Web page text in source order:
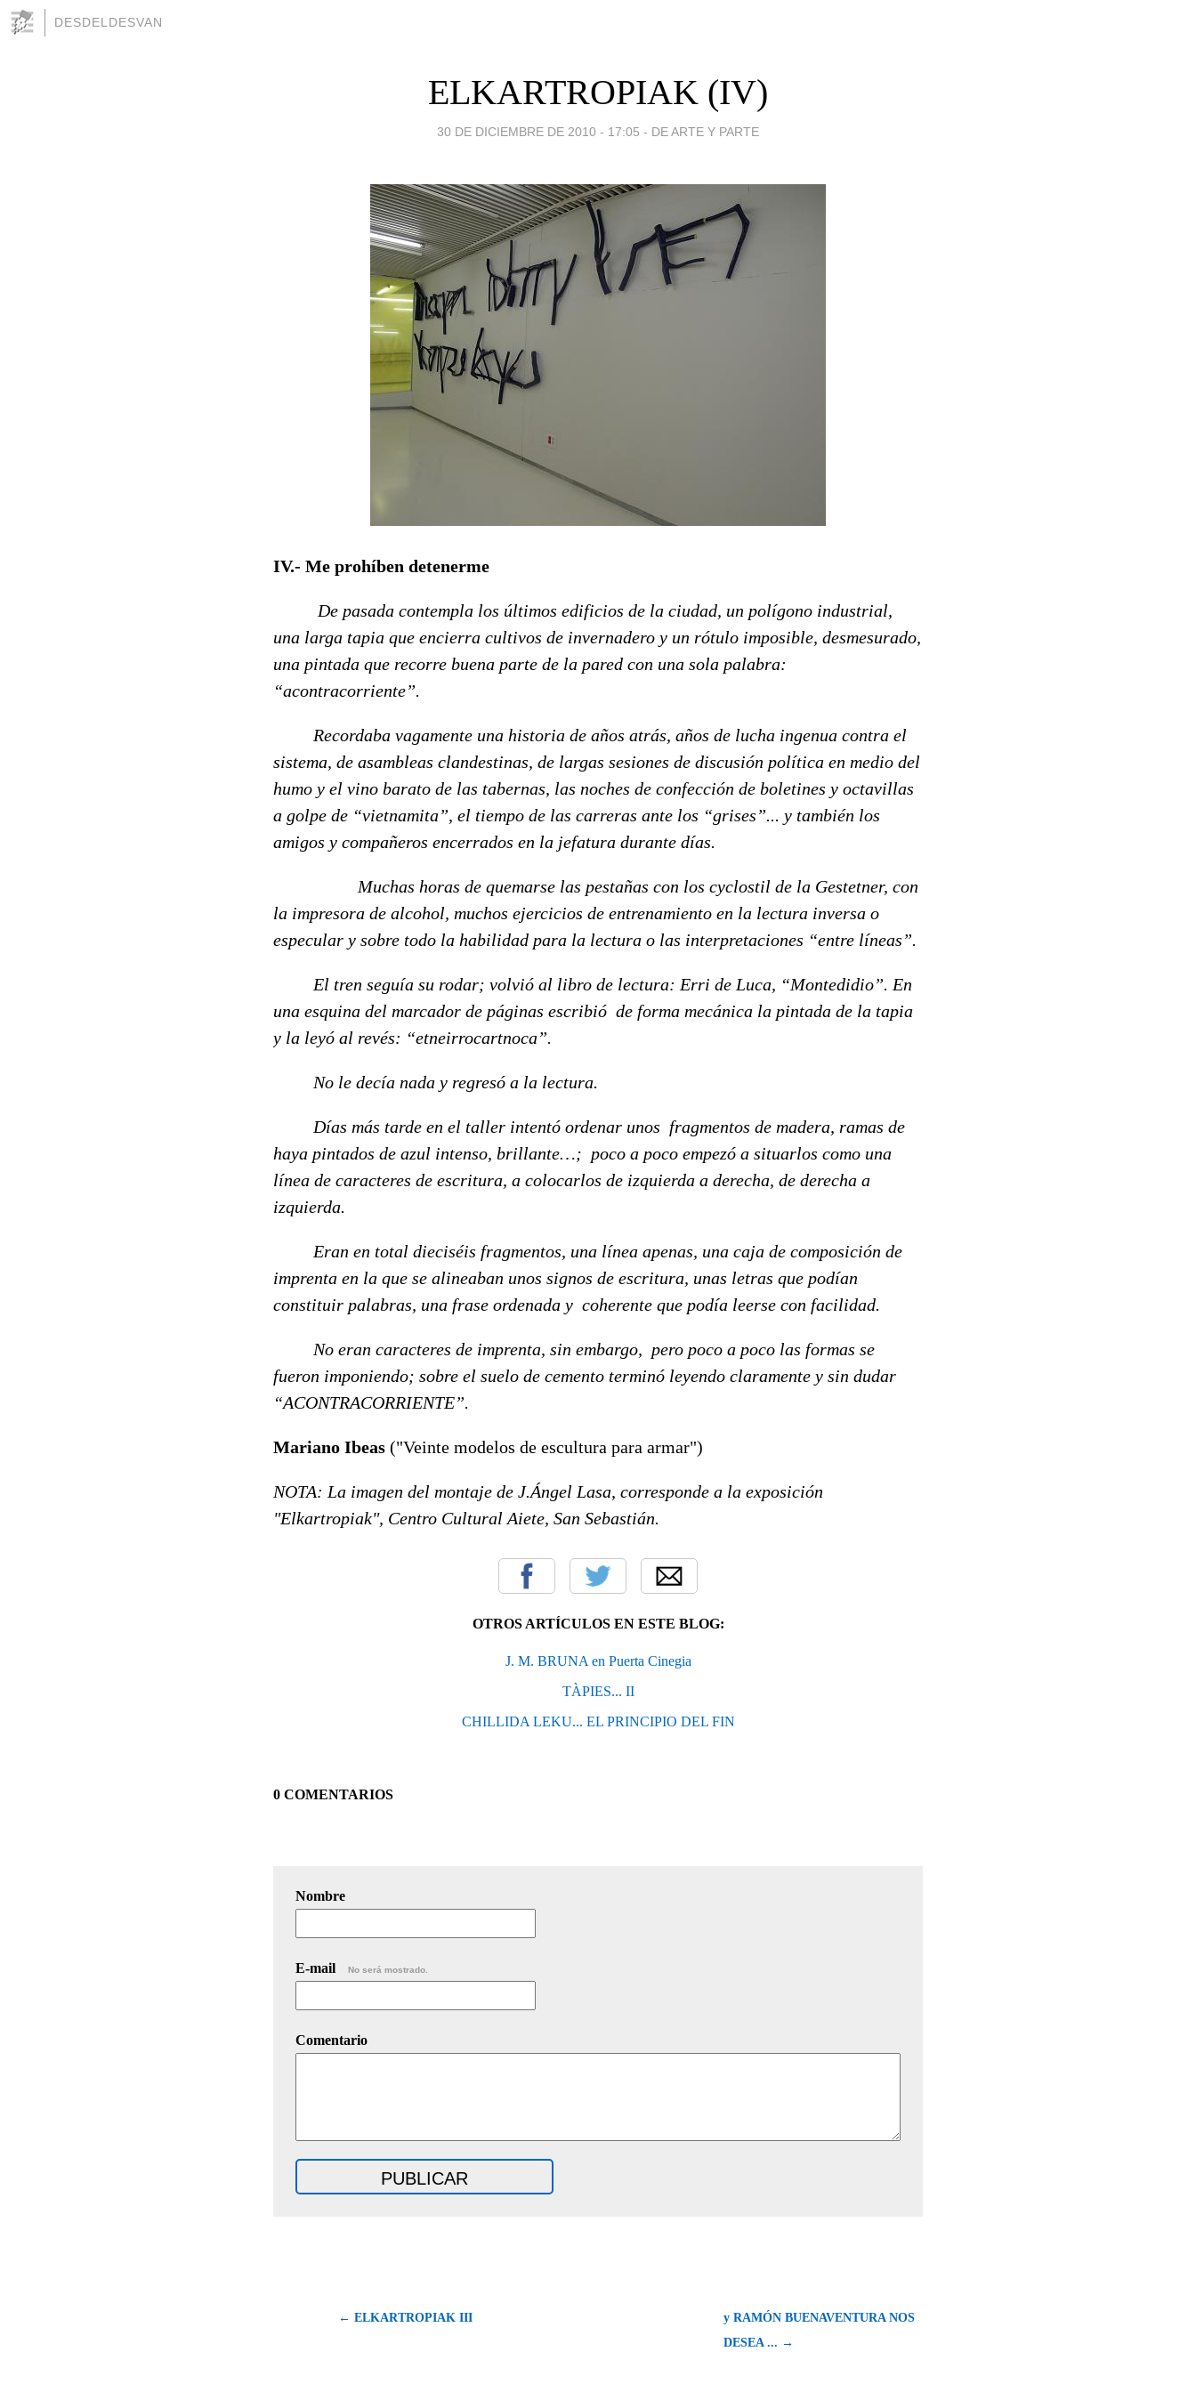
DESDELDESVAN
ELKARTROPIAK (IV)
30 DE DICIEMBRE DE 2010 - 17:05 - DE ARTE Y PARTE
IV.- Me prohíben detenerme
De pasada contempla los últimos edificios de la ciudad, un polígono industrial,
una larga tapia que encierra cultivos de invernadero y un rótulo imposible, desmesurado,
una pintada que recorre buena parte de la pared con una sola palabra:
“acontracorriente”.
Recordaba vagamente una historia de años atrás, años de lucha ingenua contra el
sistema, de asambleas clandestinas, de largas sesiones de discusión política en medio del
humo y el vino barato de las tabernas, las noches de confección de boletines y octavillas
a golpe de “vietnamita”, el tiempo de las carreras ante los “grises”... y también los
amigos y compañeros encerrados en la jefatura durante días.
Muchas horas de quemarse las pestañas con los cyclostil de la Gestetner, con
la impresora de alcohol, muchos ejercicios de entrenamiento en la lectura inversa o
especular y sobre todo la habilidad para la lectura o las interpretaciones “entre líneas”.
El tren seguía su rodar; volvió al libro de lectura: Erri de Luca, “Montedidio”. En
una esquina del marcador de páginas escribió de forma mecánica la pintada de la tapia
y la leyó al revés: “etneirrocartnoca”.
No le decía nada y regresó a la lectura.
Días más tarde en el taller intentó ordenar unos fragmentos de madera, ramas de
haya pintados de azul intenso, brillante…; poco a poco empezó a situarlos como una
línea de caracteres de escritura, a colocarlos de izquierda a derecha, de derecha a
izquierda.
Eran en total dieciséis fragmentos, una línea apenas, una caja de composición de
imprenta en la que se alineaban unos signos de escritura, unas letras que podían
constituir palabras, una frase ordenada y coherente que podía leerse con facilidad.
No eran caracteres de imprenta, sin embargo, pero poco a poco las formas se
fueron imponiendo; sobre el suelo de cemento terminó leyendo claramente y sin dudar
“ACONTRACORRIENTE”.
Mariano Ibeas ("Veinte modelos de escultura para armar")
NOTA: La imagen del montaje de J.Ángel Lasa, corresponde a la exposición
"Elkartropiak", Centro Cultural Aiete, San Sebastián.
OTROS ARTÍCULOS EN ESTE BLOG:
J. M. BRUNA en Puerta Cinegia
TÀPIES... II
CHILLIDA LEKU... EL PRINCIPIO DEL FIN
0 COMENTARIOS
Nombre
E-mail No será mostrado.
Comentario
← ELKARTROPIAK III
y RAMÓN BUENAVENTURA NOS
DESEA ... →